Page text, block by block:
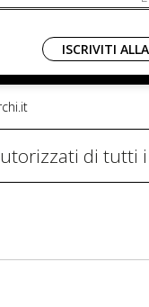
Italia
di tutti
ISCRIVITI